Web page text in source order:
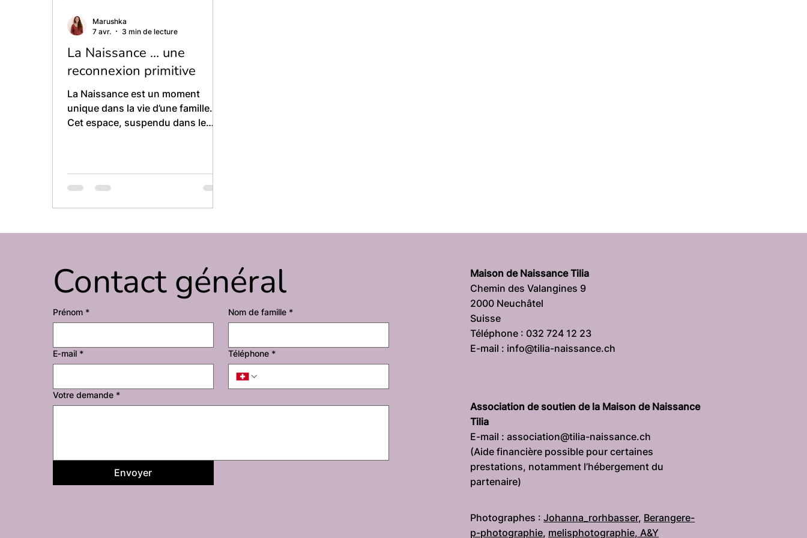
La Naissance … une
reconnexion primitive
La Naissance est un moment
unique dans la vie d’une famille.
Cet espace, suspendu dans le
Marushka
7 avr.
3 min de lecture
Contact général
Prénom * Nom de famille *
E‑mail * Téléphone *
Votre demande *
Envoyer
Maison de Naissance Tilia
Chemin des Valangines 9
2000 Neuchâtel
Suisse
Téléphone : 032 724 12 23
E-mail : info@tilia-naissance.ch
Association de soutien de la Maison de Naissance
Tilia
E-mail : association@tilia-naissance.ch
(Aide financière possible pour certaines
prestations, notamment l’hébergement du
partenaire)
Photographes :Johanna_rorhbasser, Berangere-
p-photographie, melisphotographie, A&Y